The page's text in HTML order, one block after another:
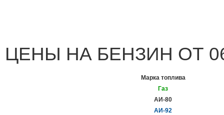
ЦЕНЫ НА БЕНЗИН ОТ
Марка топлива
Газ
АИ-80
АИ-92